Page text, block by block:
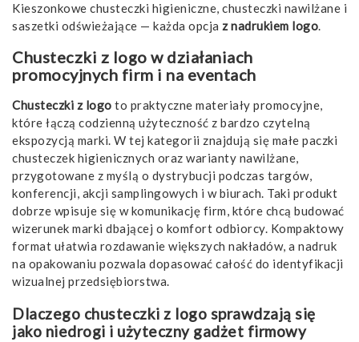
Kieszonkowe chusteczki higieniczne, chusteczki nawilżane i
saszetki odświeżające — każda opcja z nadrukiem logo.
Chusteczki z logo w działaniach
promocyjnych firm i na eventach
Chusteczki z logo to praktyczne materiały promocyjne,
które łączą codzienną użyteczność z bardzo czytelną
ekspozycją marki. W tej kategorii znajdują się małe paczki
chusteczek higienicznych oraz warianty nawilżane,
przygotowane z myślą o dystrybucji podczas targów,
konferencji, akcji samplingowych i w biurach. Taki produkt
dobrze wpisuje się w komunikację firm, które chcą budować
wizerunek marki dbającej o komfort odbiorcy. Kompaktowy
format ułatwia rozdawanie większych nakładów, a nadruk
na opakowaniu pozwala dopasować całość do identyfikacji
wizualnej przedsiębiorstwa.
Dlaczego chusteczki z logo sprawdzają się
jako niedrogi i użyteczny gadżet firmowy